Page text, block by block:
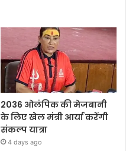
2036 ओलंपिक की मेजबानी
के लिए खेल मंत्री आर्या करेंगी
संकल्प यात्रा
4 days ago